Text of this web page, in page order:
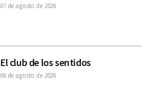
07 de agosto de 2026
El club de los sentidos
06 de agosto de 2026